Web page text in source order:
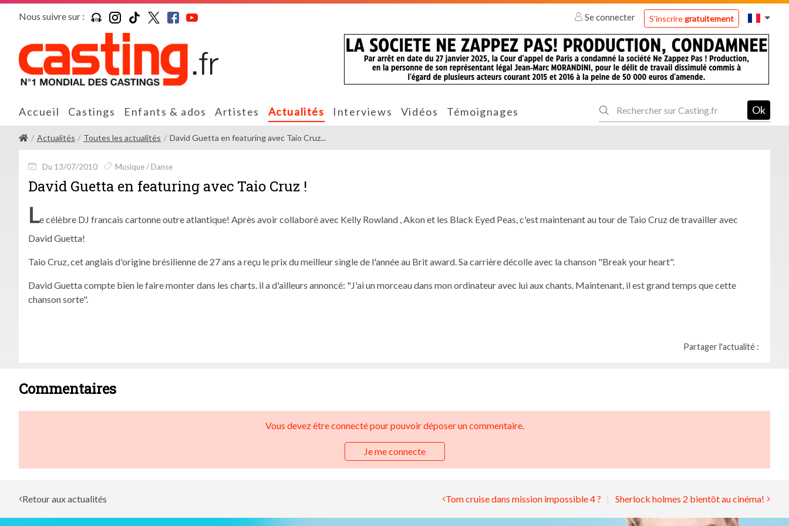
Nous suivre sur : Se connecter S'inscriregratuitement
Accueil Castings Enfants & ados Artistes Actualités Interviews Vidéos Témoignages Ok
Actualités Toutes les actualités David Guetta en featuring avec Taio Cruz...
Du 13/07/2010 Musique / Danse
David Guetta en featuring avec Taio Cruz !
Le célèbre DJ francais cartonne outre atlantique! Après avoir collaboré avec Kelly Rowland , Akon et les Black Eyed Peas, c'est maintenant au tour de Taio Cruz de travailler avec
David Guetta!
Taio Cruz, cet anglais d'origine brésilienne de 27 ans a reçu le prix du meilleur single de l'année au Brit award. Sa carrière décolle avec la chanson "Break your heart".
David Guetta compte bien le faire monter dans les charts. il a d'ailleurs annoncé: "J'ai un morceau dans mon ordinateur avec lui aux chants. Maintenant, il est grand temps que cette
chanson sorte".
Partager l'actualité :
Commentaires
Vous devez être connecté pour pouvoir déposer un commentaire.
Je me connecte
Retour aux actualités Tom cruise dans mission impossible 4 ? Sherlock holmes 2 bientôt au cinéma!